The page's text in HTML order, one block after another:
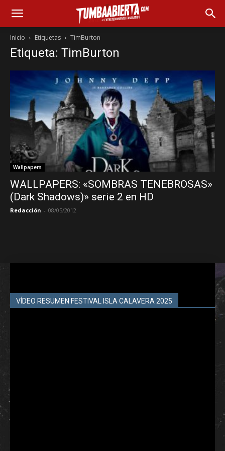
Inicio Etiquetas TimBurton
Etiqueta: TimBurton
Wallpapers
WALLPAPERS: «SOMBRAS TENEBROSAS»
(Dark Shadows)» serie 2 en HD
Redacción - 08/05/2012
VÍDEO RESUMEN FESTIVAL ISLA CALAVERA 2025